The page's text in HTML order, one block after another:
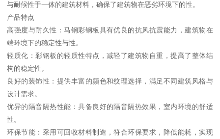
与耐候性于一体的建筑材料，确保了建筑物在恶劣环境下的性。
产品特点
高强度与耐久性：马钢彩钢板具有优良的抗风抗震能力，建筑物在
端环境下的稳定性与性。
轻质化：彩钢板的轻质性特点，减轻了建筑物自重，提高了整体结
构的稳定性。
良好的装饰性：提供丰富的颜色和纹理选择，满足不同建筑风格与
设计需求。
优异的隔音隔热性能：具备良好的隔音隔热效果，室内环境的舒适
性。
环保节能：采用可回收材料制造，符合环保要求，降低能耗，实现